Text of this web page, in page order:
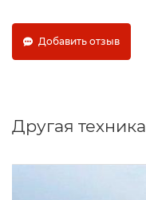
Добавить отзыв
Другая техника